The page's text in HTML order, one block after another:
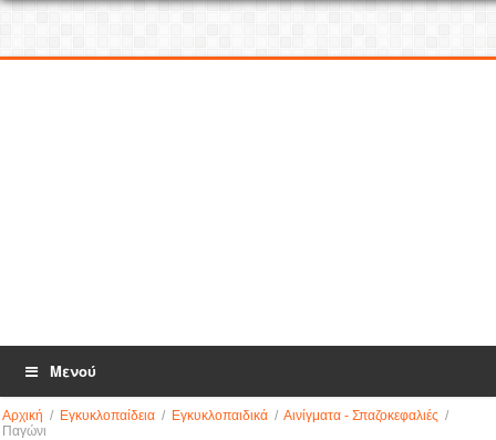
Μενού
Αρχική / Εγκυκλοπαίδεια / Εγκυκλοπαιδικά / Αινίγματα - Σπαζοκεφαλιές /
Παγώνι